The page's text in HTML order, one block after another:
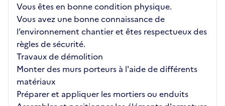
Vous êtes en bonne condition physique.
Vous avez une bonne connaissance de
l’environnement chantier et êtes respectueux des
règles de sécurité.
Travaux de démolition
Monter des murs porteurs à l'aide de différents
matériaux
Préparer et appliquer les mortiers ou enduits